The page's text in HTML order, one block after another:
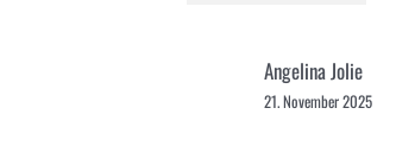
Angelina Jolie
21. November 2025